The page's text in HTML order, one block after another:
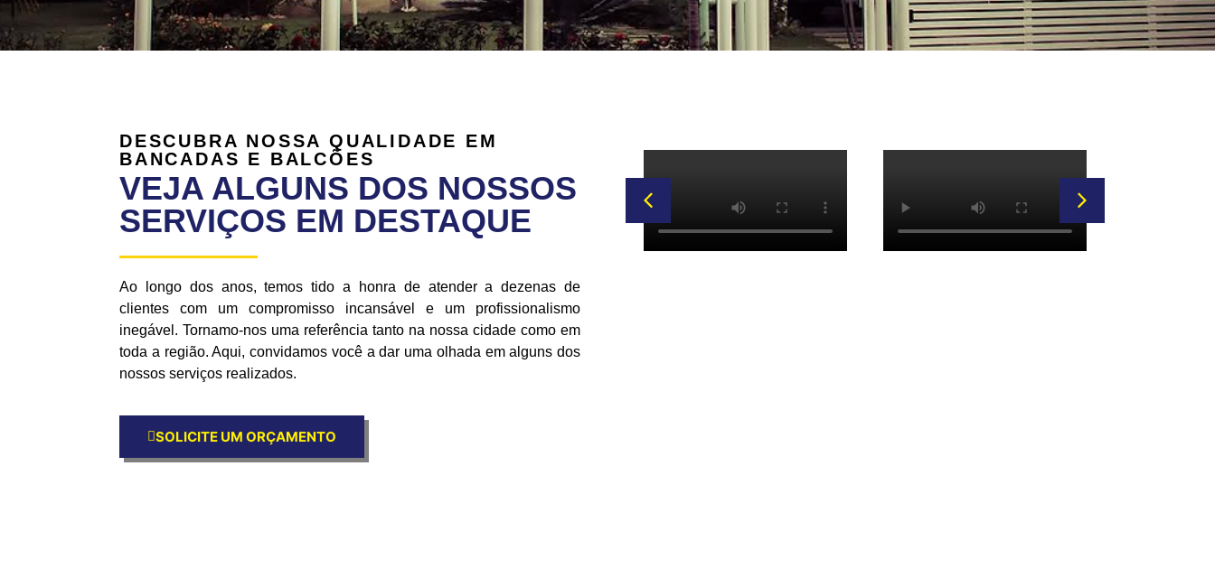
DESCUBRA NOSSA QUALIDADE EM
BANCADAS E BALCÕES
VEJA ALGUNS DOS NOSSOS
SERVIÇOS EM DESTAQUE
Ao longo dos anos, temos tido a honra de atender a dezenas de
clientes com um compromisso incansável e um profissionalismo
inegável. Tornamo-nos uma referência tanto na nossa cidade como em
toda a região. Aqui, convidamos você a dar uma olhada em alguns dos
nossos serviços realizados.
SOLICITE UM ORÇAMENTO